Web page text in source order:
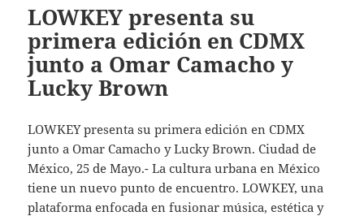
LOWKEY presenta su
primera edición en CDMX
junto a Omar Camacho y
Lucky Brown
LOWKEY presenta su primera edición en CDMX
junto a Omar Camacho y Lucky Brown. Ciudad de
México, 25 de Mayo.- La cultura urbana en México
tiene un nuevo punto de encuentro. LOWKEY, una
plataforma enfocada en fusionar música, estética y